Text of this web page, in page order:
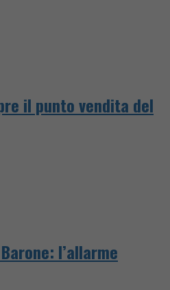
il punto vendita del
l’allarme